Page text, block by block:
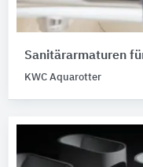
Sanitärarmaturen
KWC Aquarotter